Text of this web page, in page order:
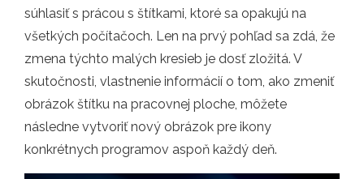
súhlasiť s prácou s štítkami, ktoré sa opakujú na
všetkých počítačoch. Len na prvý pohľad sa zdá, že
zmena týchto malých kresieb je dosť zložitá. V
skutočnosti, vlastnenie informácií o tom, ako zmeniť
obrázok štítku na pracovnej ploche, môžete
následne vytvoriť nový obrázok pre ikony
konkrétnych programov aspoň každý deň.